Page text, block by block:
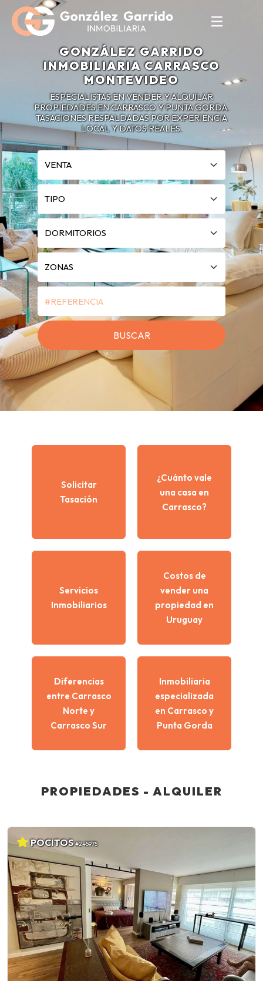
GONZÁLEZ GARRIDO
INMOBILIARIA CARRASCO
MONTEVIDEO
ESPECIALISTAS EN VENDER Y ALQUILAR
PROPIEDADES EN CARRASCO Y PUNTA GORDA.
TASACIONES RESPALDADAS POR EXPERIENCIA
LOCAL Y DATOS REALES.
Solicitar
Tasación
¿Cuánto vale
una casa en
Carrasco?
Servicios
Inmobiliarios
Costos de
vender una
propiedad en
Uruguay
Diferencias
entre Carrasco
Norte y
Carrasco Sur
Inmobiliaria
especializada
en Carrasco y
Punta Gorda
PROPIEDADES - ALQUILER
POCITOS#245975